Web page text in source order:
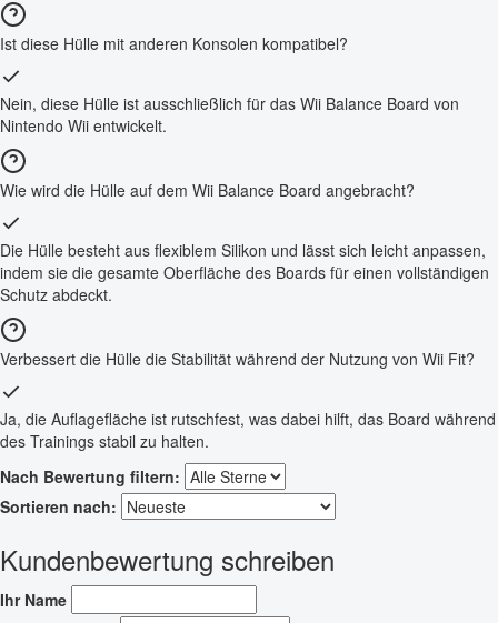
Ist diese Hülle mit anderen Konsolen kompatibel?
Nein, diese Hülle ist ausschließlich für das Wii Balance Board von
Nintendo Wii entwickelt.
Wie wird die Hülle auf dem Wii Balance Board angebracht?
Die Hülle besteht aus flexiblem Silikon und lässt sich leicht anpassen,
indem sie die gesamte Oberfläche des Boards für einen vollständigen
Schutz abdeckt.
Verbessert die Hülle die Stabilität während der Nutzung von Wii Fit?
Ja, die Auflagefläche ist rutschfest, was dabei hilft, das Board während
des Trainings stabil zu halten.
Nach Bewertung filtern:
Sortieren nach:
Kundenbewertung schreiben
Ihr Name